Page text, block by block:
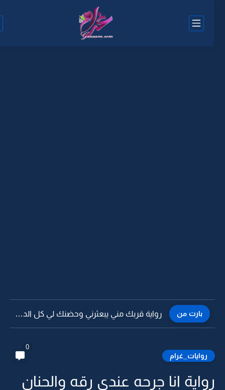
بارت من رواية قربك مني يبعثرني وحضنك لي كل الدفا -8
روايات_غرام
انا جرحه عندي رقه والحنان